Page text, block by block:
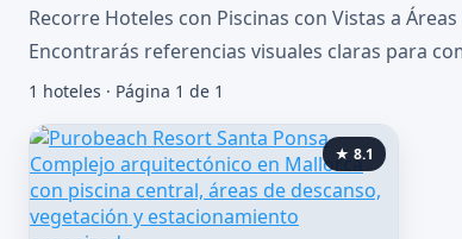
Recorre Hoteles con Piscinas con Vistas a
Encontrarás referencias visuales claras para
1 hoteles · Página 1 de 1
★ 8.1